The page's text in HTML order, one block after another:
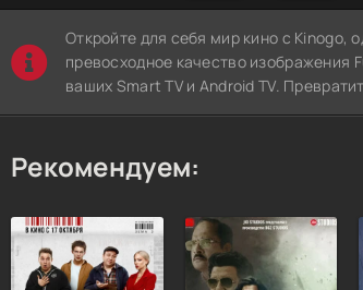
Откройте для себя мир кино с Kinogo,
превосходное качество изображения
ваших Smart TV и Android TV.
Рекомендуем: